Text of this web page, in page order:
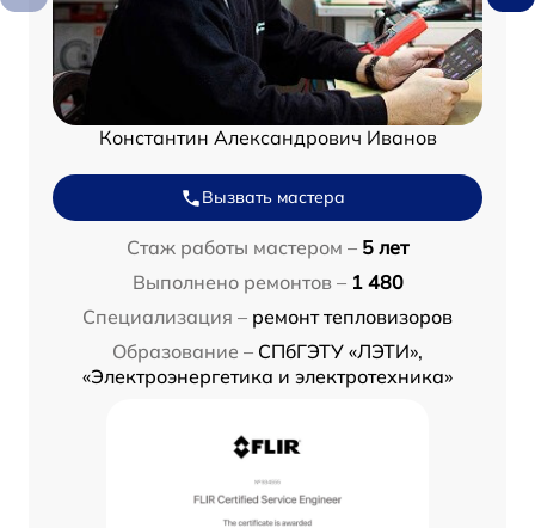
Константин Александрович Иванов
Вызвать мастера
Стаж работы мастером – 5 лет
Выполнено ремонтов – 1 480
Специализация – ремонт тепловизоров
Образование – СПбГЭТУ «ЛЭТИ»,
«Электроэнергетика и электротехника»